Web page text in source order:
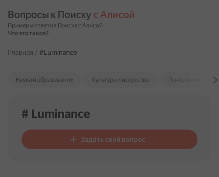
Вопросы к Поиску с Алисой
Примеры ответов Поиска с Алисой
Что это такое?
Главная / #Luminance
Наука и образование Культура и искусство Психология и
# Luminance
Задать свой вопрос